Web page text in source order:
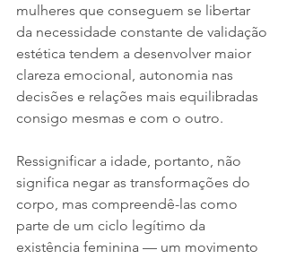
mulheres que conseguem se libertar
da necessidade constante de validação
estética tendem a desenvolver maior
clareza emocional, autonomia nas
decisões e relações mais equilibradas
consigo mesmas e com o outro.
Ressignificar a idade, portanto, não
significa negar as transformações do
corpo, mas compreendê-las como
parte de um ciclo legítimo da
existência feminina — um movimento